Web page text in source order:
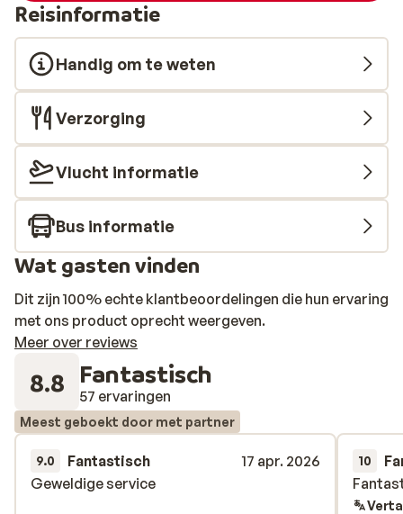
Reisinformatie
Handig om te weten
Verzorging
Vlucht informatie
Bus informatie
Wat gasten vinden
Dit zijn 100% echte klantbeoordelingen die hun ervaring
met ons product oprecht weergeven.
Meer over reviews
8.8 Fantastisch
57 ervaringen
Meest geboekt door met partner
9.0 Fantastisch
17 apr. 2026
Geweldige service
Geweldige service
10